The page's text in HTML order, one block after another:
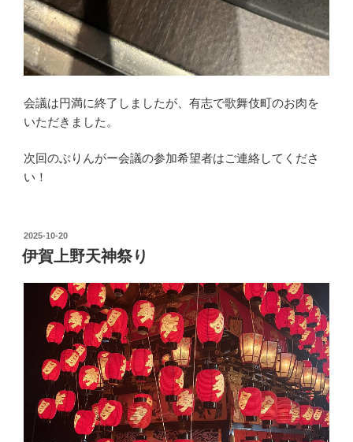
会議は円満に終了しましたが、有志で歌舞伎町のお肉を
いただきました。
次回のぶりんがー会議の参加希望者はご連絡してくださ
い！
投
稿
日:
2025-10-20
伊賀上野天神祭り